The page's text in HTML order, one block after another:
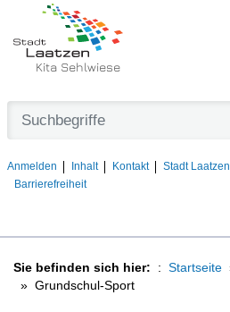
Kita Sehlwiese
Anmelden Inhalt Kontakt Stadt Laatzen
Barrierefreiheit
Sie befinden sich hier: Startseite
Grundschul-Sport